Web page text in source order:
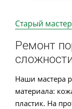
Старый мастер
Ремонт
Наши мастера
материала:
пластик. На